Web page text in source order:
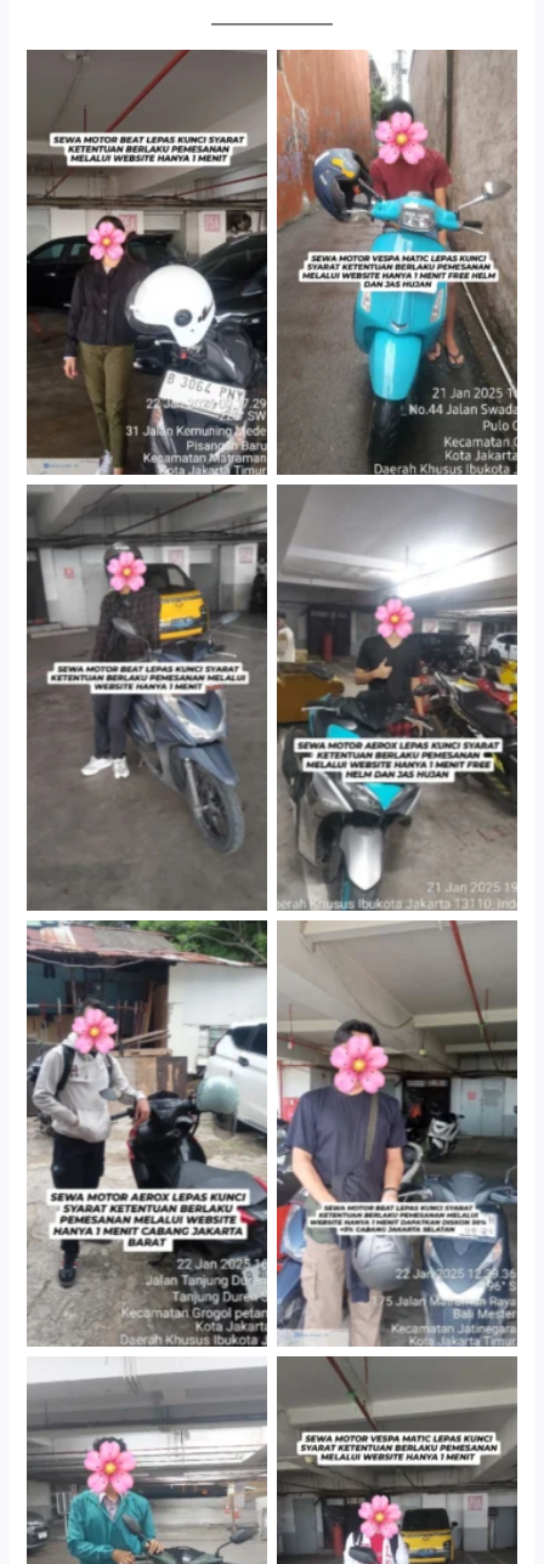
Cityplaza Jatinegara
Gedung Parkir P6A
Antar Jemput Kendaraan
Cityplaza Jatinegara
Gedung Parkir P6A
Cityplaza Jatinegara
Gedung Parkir P6A
Cabang Jakarta Barat
Cityplaza Jatinegara
Gedung Parkir P6A
Cityplaza Jatinegara
Cityplaza Jatinegara